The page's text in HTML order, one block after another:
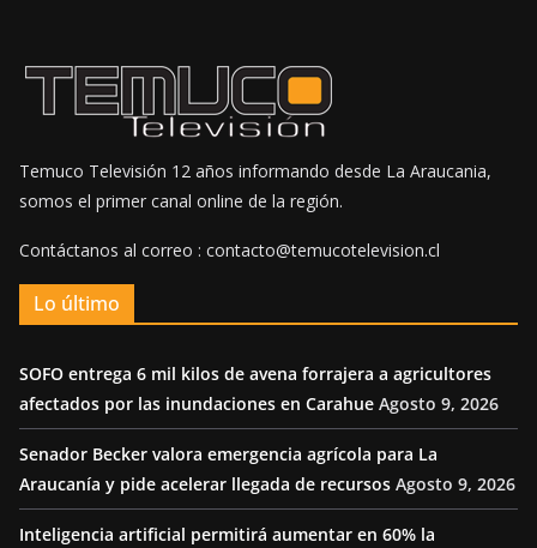
Temuco Televisión 12 años informando desde La Araucania,
somos el primer canal online de la región.
Contáctanos al correo : contacto@temucotelevision.cl
Lo último
SOFO entrega 6 mil kilos de avena forrajera a agricultores
afectados por las inundaciones en Carahue Agosto 9, 2026
Senador Becker valora emergencia agrícola para La
Araucanía y pide acelerar llegada de recursos Agosto 9, 2026
Inteligencia artificial permitirá aumentar en 60% la